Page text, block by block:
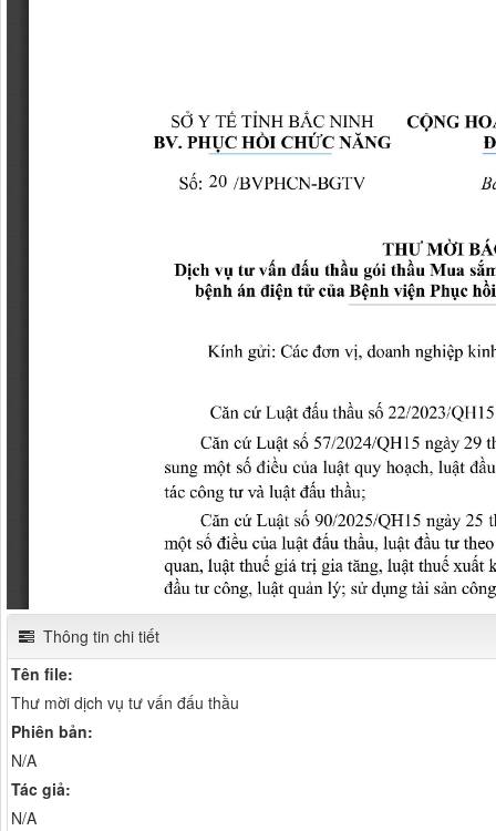
Thông tin chi tiết
Tên file:
Thư mời dịch vụ tư vấn đấu thầu
Phiên bản:
N/A
Tác giả:
N/A